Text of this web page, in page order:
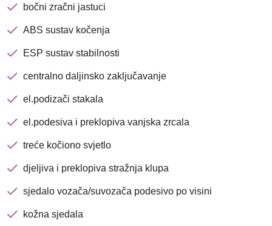
bočni zračni jastuci
ABS sustav kočenja
ESP sustav stabilnosti
centralno daljinsko zaključavanje
el.podizači stakala
el.podesiva i preklopiva vanjska zrcala
treće kočiono svjetlo
djeljiva i preklopiva stražnja klupa
sjedalo vozača/suvozača podesivo po visini
kožna sjedala